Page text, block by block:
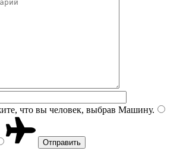
что вы человек, выбрав Машину.